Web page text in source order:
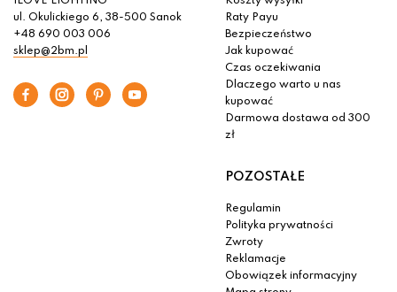
ul. Okulickiego 6, 38-500 Sanok
+48 690 003 006
sklep@2bm.pl
Raty Payu
Bezpieczeństwo
Jak kupować
Czas oczekiwania
Dlaczego warto u nas
kupować
Darmowa dostawa od 300
zł
POZOSTAŁE
Regulamin
Polityka prywatności
Zwroty
Reklamacje
Obowiązek informacyjny